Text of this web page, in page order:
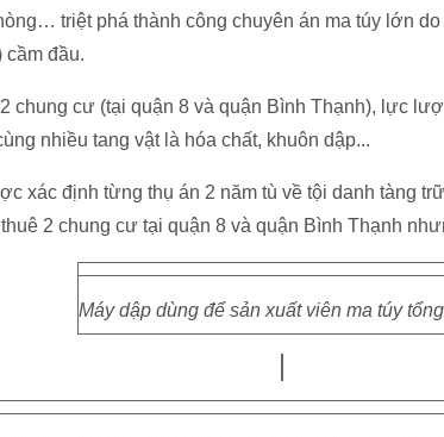
triệt phá thành công chuyên án ma túy lớn
cầm đầu.
chung cư (tại quận 8 và quận Bình Thạnh), lực
nhiều tang vật là hóa chất, khuôn dập...
xác định từng thụ án 2 năm tù về tội danh tàng
2 chung cư tại quận 8 và quận Bình Thạnh
Máy dập dùng để sản xuất viên ma túy